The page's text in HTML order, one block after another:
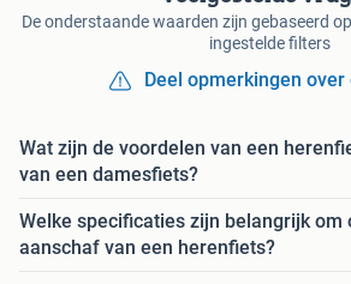
De onderstaande waarden zijn gebaseerd
ingestelde filters
Deel opmerkingen over
Wat zijn de voordelen van een
van een damesfiets?
Welke specificaties zijn belangrijk om
aanschaf van een herenfiets?